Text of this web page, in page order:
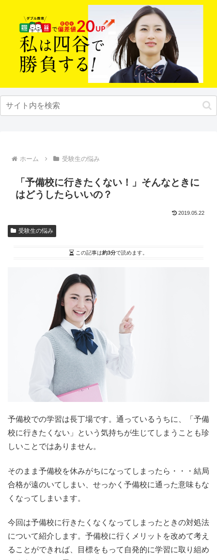
ホーム 受験生の悩み
「予備校に行きたくない！」そんなときに
はどうしたらいいの？
2019.05.22
受験生の悩み
この記事は約3分で読めます。
予備校での学習は長丁場です。通っているうちに、「予備
校に行きたくない」という気持ちが生じてしまうことも珍
しいことではありません。
そのまま予備校を休みがちになってしまったら・・・結局
合格が遠のいてしまい、せっかく予備校に通った意味もな
くなってしまいます。
今回は予備校に行きたくなくなってしまったときの対処法
について紹介します。予備校に行くメリットを改めて考え
ることができれば、目標をもって自発的に学習に取り組め